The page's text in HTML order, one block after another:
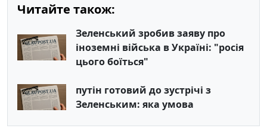
Читайте також:
Зеленський зробив заяву про
іноземні війська в Україні: "росія
цього боїться"
путін готовий до зустрічі з
Зеленським: яка умова